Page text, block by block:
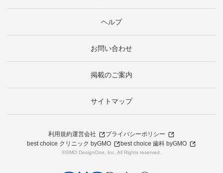
ヘルプ
お問い合わせ
掲載のご案内
サイトマップ
利用規約運営会社
プライバシーポリシー
best choice クリニック byGMO
best choice 歯科 byGMO
©GMO DesignOne, Inc. All Rights reserved.